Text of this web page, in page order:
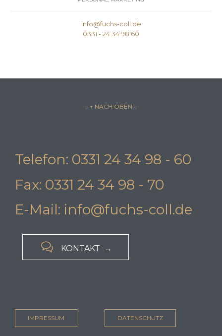
info@fuchs-coll.de
0331 - 24 34 98 60
– ↑ NACH OBEN –
Telefon: 0331 24 34 98 - 60
Fax: 0331 24 34 98 - 70
E-Mail: info@fuchs-coll.de
 KONTAKT →
IMPRESSUM DATENSCHUTZ